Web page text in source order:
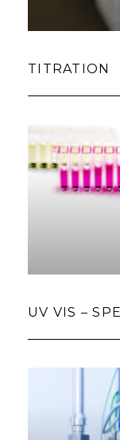
TITRATION
UV VIS –